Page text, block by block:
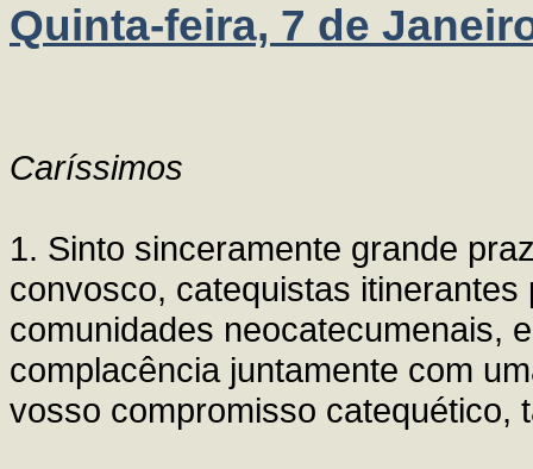
Quinta-feira, 7 de
Caríssimos
1. Sinto sinceramente grande
convosco, catequistas
comunidades neocatecumenais,
complacência juntamente com
vosso compromisso catequético,